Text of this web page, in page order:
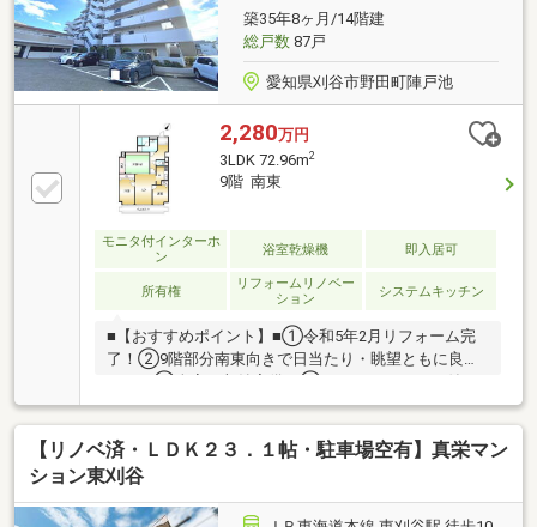
物件の詳細・ご相談はお気軽にお問い合わせくださ
い。
築35年8ヶ月/14階建
総戸数87戸
愛知県刈谷市野田町陣戸池
2,280万円
3LDK 72.96m2
9階 南東
モニタ付インターホ
ン
浴室乾燥機 即入居可
所有権
リフォームリノベー
ション
システムキッチン
■【おすすめポイント】■①令和5年2月リフォーム完
了！②9階部分南東向きで日当たり・眺望ともに良好
洗濯物を一度にたくさん干せます！⑤清潔感あふれる
バスルームは温かみのある壁とゆったりとした浴槽
で、 心安らぐバスタイムをお楽しみいただけます！
■【周辺環境】■①JR東海道本線「東刈谷」駅：徒歩
【リノベ済・ＬＤＫ２３．１帖・駐車場空有】真栄マン
ション東刈谷